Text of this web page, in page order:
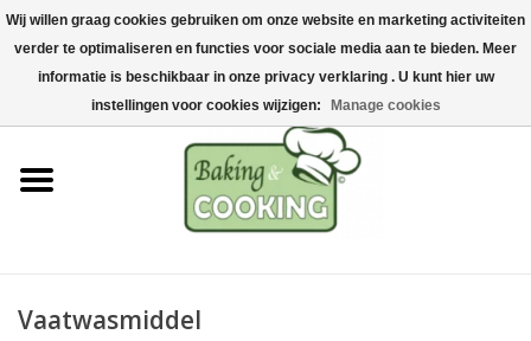
Home
Bak-& kookgerei
Machines & onderdelen
Chocolade & ijsbereiding
Vaatwasmiddel
Wij willen graag cookies gebruiken om onze website en marketing activiteiten
verder te optimaliseren en functies voor sociale media aan te bieden. Meer
informatie is beschikbaar in onze privacy verklaring . U kunt hier uw
instellingen voor cookies wijzigen:
Manage cookies